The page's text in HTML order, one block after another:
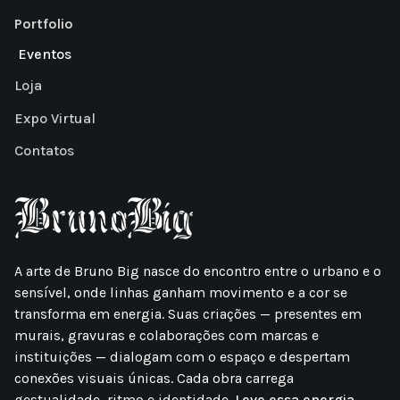
Portfolio
Eventos
Loja
Expo Virtual
Contatos
A arte de Bruno Big nasce do encontro entre o urbano e o
sensível, onde linhas ganham movimento e a cor se
transforma em energia. Suas criações — presentes em
murais, gravuras e colaborações com marcas e
instituições — dialogam com o espaço e despertam
conexões visuais únicas. Cada obra carrega